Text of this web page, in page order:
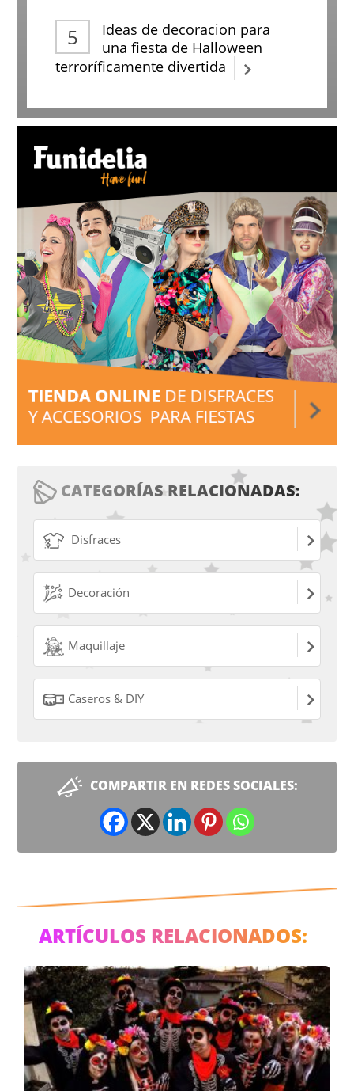
Ideas de decoracion para
una fiesta de Halloween
terroríficamente divertida
CATEGORÍAS RELACIONADAS:
Disfraces
Decoración
Maquillaje
Caseros & DIY
COMPARTIR EN REDES SOCIALES:
ARTÍCULOS RELACIONADOS: